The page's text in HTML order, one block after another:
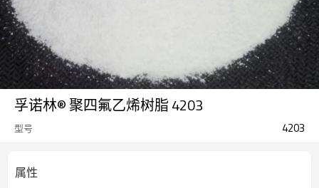
孚诺林® 聚四氟乙烯树脂 4203
型号 4203
属性